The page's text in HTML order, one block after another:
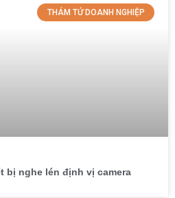
THÁM TỬ DOANH NGHIỆP
bị nghe lén định vị camera